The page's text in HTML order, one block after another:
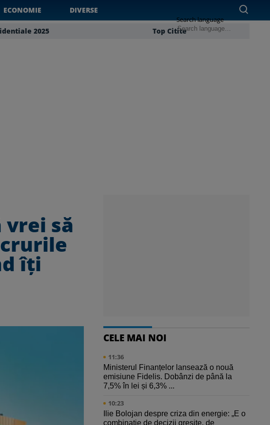
ECONOMIE DIVERSE
2025 Top Citite
Search language
vrei să
îți
CELE MAI NOI
11:36
Ministerul Finanțelor lansează o nouă
emisiune Fidelis. Dobânzi de până la
7,5% în lei și 6,3% ...
10:23
Ilie Bolojan despre criza din energie: „E o
combinație de decizii greșite, de